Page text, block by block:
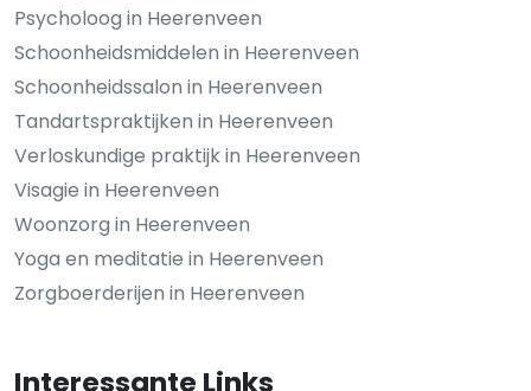
Psycholoog in Heerenveen
Schoonheidsmiddelen in Heerenveen
Schoonheidssalon in Heerenveen
Tandartspraktijken in Heerenveen
Verloskundige praktijk in Heerenveen
Visagie in Heerenveen
Woonzorg in Heerenveen
Yoga en meditatie in Heerenveen
Zorgboerderijen in Heerenveen
Interessante Links